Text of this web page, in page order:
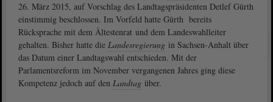
26. März 2015, auf Vorschlag des Landtagspräsidenten Detlef Gürth
einstimmig beschlossen. Im Vorfeld hatte Gürth bereits
Rücksprache mit dem Ältestenrat und dem Landeswahlleiter
gehalten. Bisher hatte die Landesregierung in Sachsen-Anhalt über
das Datum einer Landtagswahl entschieden. Mit der
Parlamentsreform im November vergangenen Jahres ging diese
Kompetenz jedoch auf den Landtag über.